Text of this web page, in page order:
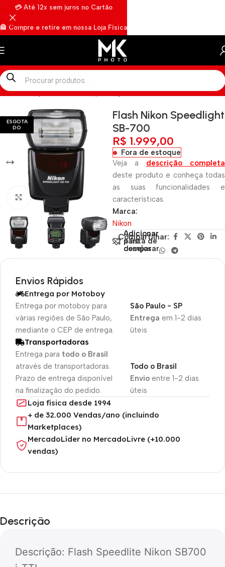
Pular para a navegação
Pular para o conteúdo principal
Início»Shop»Flash Nikon Speedlight SB-700
ESGOTA
DO
Clique para ampliar
Flash Nikon Speedlight
SB-700
R$ 1.999,00
Fora de estoque
Veja a descrição completa
deste produto e conheça todas
as suas funcionalidades e
características.
Marca:
Nikon
Adicionar
para
comparar
Adicionar
à lista de
desejos
Compartilhar:
Envios Rápidos
Entrega por Motoboy
Entrega por motoboy para
várias regiões de São Paulo,
mediante o CEP de entrega.
Entrega em 1-2 dias
úteis
São Paulo - SP
Transportadoras
Entrega para todo o Brasil
através de transportadoras.
Prazo de entrega disponível
na finalização do pedido.
Envioentre 1-2 dias
úteis
Todo o Brasil
Loja física desde 1994
+ de 32.000 Vendas/ano (incluindo
Marketplaces)
MercadoLíder no MercadoLivre (+10.000
vendas)
Descrição
Descrição: Flash Speedlite Nikon SB700
💳 Até 12x sem juros no Cartão
🏦 Compre e retire em nossa Loja Física
🏍️ Envios rápidos por Motoboy